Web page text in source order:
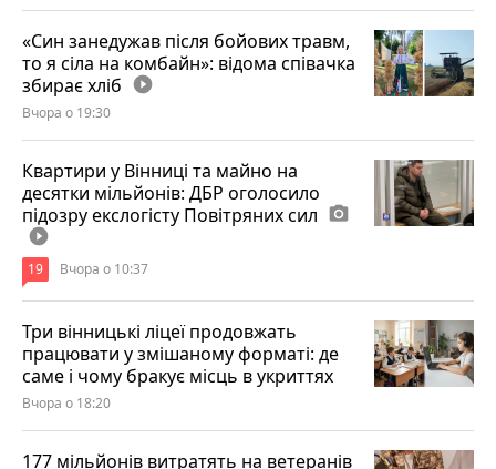
«Син занедужав після бойових травм,
то я сіла на комбайн»: відома співачка
збирає хліб play_circle_filled
Вчора о 19:30
Квартири у Вінниці та майно на
десятки мільйонів: ДБР оголосило
підозру екслогісту Повітряних сил photo_camera
play_circle_filled
19 Вчора о 10:37
Три вінницькі ліцеї продовжать
працювати у змішаному форматі: де
саме і чому бракує місць в укриттях
Вчора о 18:20
177 мільйонів витратять на ветеранів